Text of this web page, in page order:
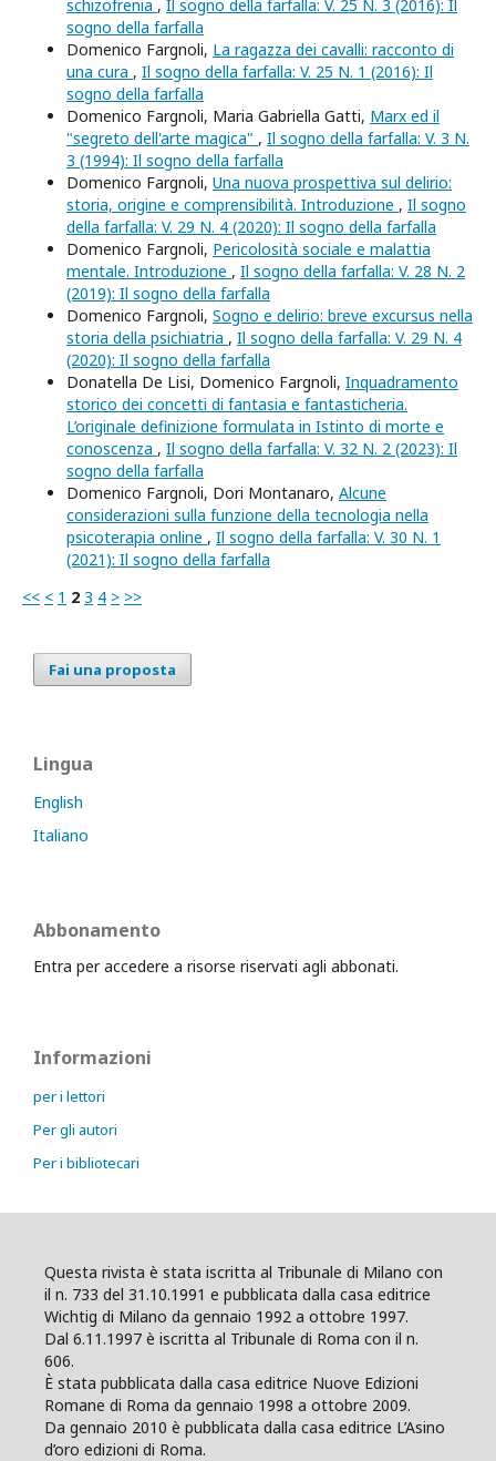
schizofrenia , Il sogno della farfalla: V. 25 N. 3 (2016): Il
sogno della farfalla
Domenico Fargnoli, La ragazza dei cavalli: racconto di
una cura , Il sogno della farfalla: V. 25 N. 1 (2016): Il
sogno della farfalla
Domenico Fargnoli, Maria Gabriella Gatti, Marx ed il
"segreto dell'arte magica" , Il sogno della farfalla: V. 3 N.
3 (1994): Il sogno della farfalla
Domenico Fargnoli, Una nuova prospettiva sul delirio:
storia, origine e comprensibilità. Introduzione , Il sogno
della farfalla: V. 29 N. 4 (2020): Il sogno della farfalla
Domenico Fargnoli, Pericolosità sociale e malattia
mentale. Introduzione , Il sogno della farfalla: V. 28 N. 2
(2019): Il sogno della farfalla
Domenico Fargnoli, Sogno e delirio: breve excursus nella
storia della psichiatria , Il sogno della farfalla: V. 29 N. 4
(2020): Il sogno della farfalla
Donatella De Lisi, Domenico Fargnoli, Inquadramento
storico dei concetti di fantasia e fantasticheria.
L’originale definizione formulata in Istinto di morte e
conoscenza , Il sogno della farfalla: V. 32 N. 2 (2023): Il
sogno della farfalla
Domenico Fargnoli, Dori Montanaro, Alcune
considerazioni sulla funzione della tecnologia nella
psicoterapia online , Il sogno della farfalla: V. 30 N. 1
(2021): Il sogno della farfalla
<< < 1 2 3 4 > >>
Fai una proposta
Lingua
English
Italiano
Abbonamento
Entra per accedere a risorse riservati agli abbonati.
Informazioni
per i lettori
Per gli autori
Per i bibliotecari
Questa rivista è stata iscritta al Tribunale di Milano con
il n. 733 del 31.10.1991 e pubblicata dalla casa editrice
Wichtig di Milano da gennaio 1992 a ottobre 1997.
Dal 6.11.1997 è iscritta al Tribunale di Roma con il n.
606.
È stata pubblicata dalla casa editrice Nuove Edizioni
Romane di Roma da gennaio 1998 a ottobre 2009.
Da gennaio 2010 è pubblicata dalla casa editrice L’Asino
d’oro edizioni di Roma.